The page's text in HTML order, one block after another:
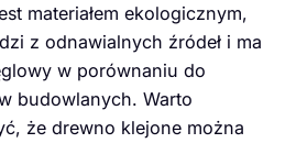
materiałem ekologicznym,
z odnawialnych źródeł i ma
w porównaniu do
budowlanych. Warto
że drewno klejone można